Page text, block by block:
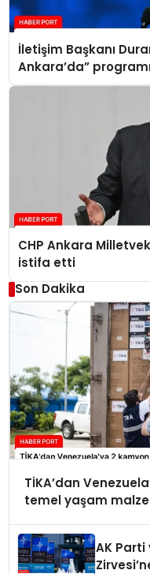
İletişim Başkanı
Ankara’da”
CHP Ankara
istifa etti
Son Dakika
TİKA’dan
temel yaşam
AK Parti